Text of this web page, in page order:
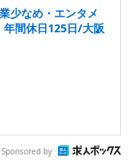
少なめ・エンタメ
年間休日125日/大阪
Sponsored by